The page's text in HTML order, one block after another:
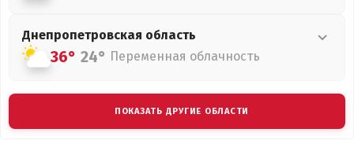
Днепропетровская область
36° 24° Переменная облачность
ПОКАЗАТЬ ДРУГИЕ ОБЛАСТИ